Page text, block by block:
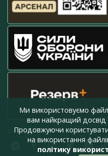
press@armyinform.com.ua
Ми використовуємо
вам найкращий
Продовжуючи
на використання
політику